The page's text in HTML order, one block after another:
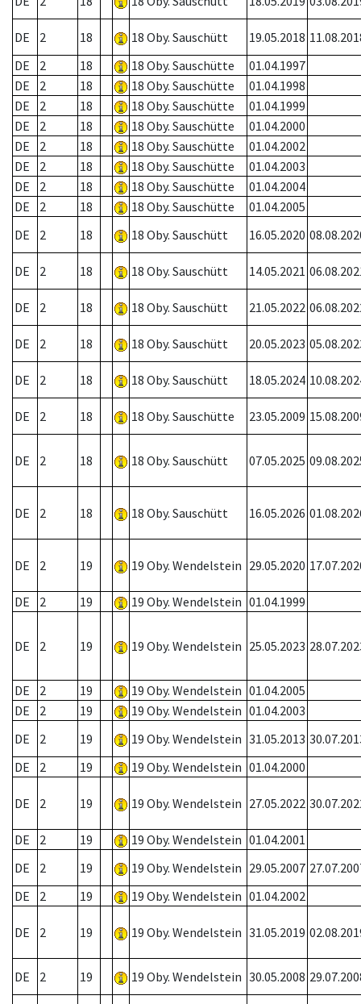
DE 2 18 18 Oby. Sauschütt 19.05.2018
DE
2 18 18 Oby. Sauschütte
01.04.1997
DE
2 18 18 Oby. Sauschütte
01.04.1998
DE
2 18 18 Oby. Sauschütte
01.04.1999
DE
2 18 18 Oby. Sauschütte
01.04.2000
DE
2 18 18 Oby. Sauschütte
01.04.2002
DE
2 18 18 Oby. Sauschütte
01.04.2003
DE
2 18 18 Oby. Sauschütte
01.04.2004
DE
2 18 18 Oby. Sauschütte
01.04.2005
DE
2 18 18 Oby. Sauschütt 16.05.2020
DE 2 18 18 Oby. Sauschütt 14.05.2021
DE 2 18 18 Oby. Sauschütt 21.05.2022
DE 2 18 18 Oby. Sauschütt 20.05.2023
DE 2 18 18 Oby. Sauschütt 18.05.2024
DE 2 18 18 Oby. Sauschütte 23.05.2009
DE 2 18 18 Oby. Sauschütt 07.05.2025
DE 2 18 18 Oby. Sauschütt 16.05.2026
DE 2 19 19 Oby. Wendelstein 29.05.2020
DE 2 19 19 Oby. Wendelstein 01.04.1999
DE 2 19 19 Oby. Wendelstein 25.05.2023
DE 2 19 19 Oby. Wendelstein 01.04.2005
DE
2 19 19 Oby. Wendelstein 01.04.2003
DE
2 19 19 Oby. Wendelstein 31.05.2013
DE
2 19 19 Oby. Wendelstein 01.04.2000
DE 2 19 19 Oby. Wendelstein 27.05.2022
DE 2 19 19 Oby. Wendelstein 01.04.2001
DE
2 19 19 Oby. Wendelstein 29.05.2007
DE
2 19 19 Oby. Wendelstein 01.04.2002
DE 2 19 19 Oby. Wendelstein 31.05.2019
DE 2 19 19 Oby. Wendelstein 30.05.2008